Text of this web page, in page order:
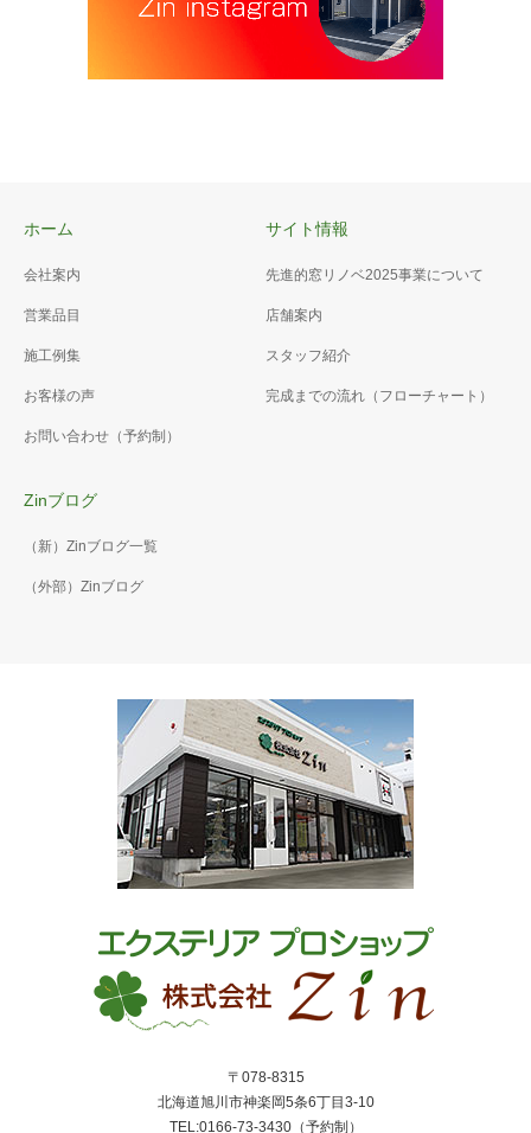
ホーム
会社案内
営業品目
施工例集
お客様の声
お問い合わせ（予約制）
サイト情報
先進的窓リノベ2025事業について
店舗案内
スタッフ紹介
完成までの流れ（フローチャート）
Zinブログ
（新）Zinブログ一覧
（外部）Zinブログ
〒078-8315
北海道旭川市神楽岡5条6丁目3-10
TEL:0166-73-3430（予約制）